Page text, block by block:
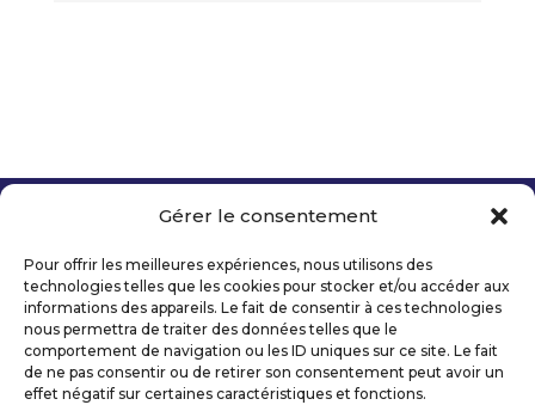
Gérer le consentement
Pour offrir les meilleures expériences, nous utilisons des
technologies telles que les cookies pour stocker et/ou accéder aux
informations des appareils. Le fait de consentir à ces technologies
nous permettra de traiter des données telles que le
comportement de navigation ou les ID uniques sur ce site. Le fait
de ne pas consentir ou de retirer son consentement peut avoir un
effet négatif sur certaines caractéristiques et fonctions.
Mentions légales
Politique de confidentialité
Déclaration d’accessibilité numérique
Ils nous soutiennent